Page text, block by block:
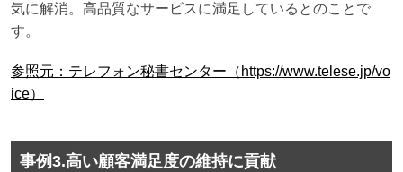
気に解消。高品質なサービスに満足しているとのことで
す。
参照元：テレフォン秘書センター（https://www.telese.jp/vo
ice）
事例3.高い顧客満足度の維持に貢献